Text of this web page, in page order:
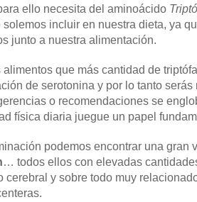
ello necesita del aminoácido
incluir en nuestra dieta, ya
junto a nuestra alimentación.
que más cantidad de
de serotonina y por lo tanto
o recomendaciones se
física diaria juegue un papel
podemos encontrar una gran
… todos ellos con elevadas
cerebral y sobre todo muy